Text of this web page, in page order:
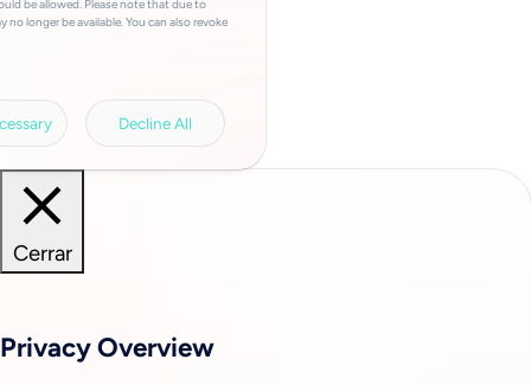
be allowed. Please note that due to
longer be available. You can also revoke
policy.
Legal information.
Decline All
Cerrar
Privacy Overview